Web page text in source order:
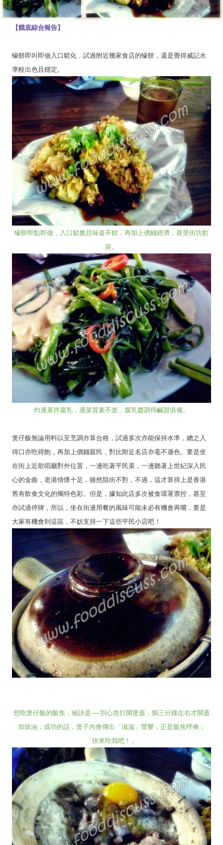
【餓底綜合報告】
蠔餅即叫即做入口鬆化，試過附近幾家食店的蠔餅，還是覺得威記水
準較出色且穩定。
蠔餅即點即做，入口鬆脆且味道不錯，再加上價錢經濟，甚受街坊歡
迎。
灼通菜拌腐乳，通菜質素不差，腐乳醬調得鹹甜俱備。
煲仔飯無論用料以至烹調亦算合格，試過多次亦能保持水準，總之入
得口亦吃得飽，再加上價錢親民，對比附近名店亦毫不遜色。要是坐
在街上近歌唱廳對外位置，一邊吃著平民菜，一邊聽著上世紀深入民
心的金曲，老港情懷十足，雖然阻街不對，不過，這才算得上是香港
舊有飲食文化的獨特色彩。但是，據知此店多次被食環署票控，甚至
亦試過停牌，所以，坐在街邊用餐的風味可能未必有機會再嚐，要是
大家有機會到這區，不妨支持一下這些平民小店吧！
想吃煲仔飯的飯焦，秘訣是──別心急打開煲蓋，焗三分鐘左右才開蓋
加豉油，成功的話，煲子內會傳出「滋滋」聲響，正是飯焦呼喚：
「快來吃我吧！」